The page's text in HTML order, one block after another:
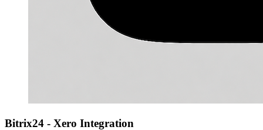
Bitrix24 - Xero Integration